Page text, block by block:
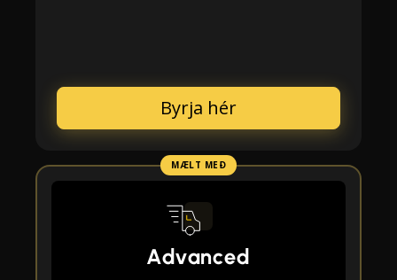
Byrja hér
MÆLT MEÐ
Advanced